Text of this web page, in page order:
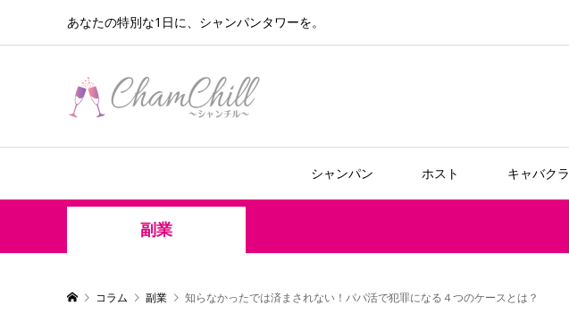
あなたの特別な1日に、シャンパンタワーを。
シャンパン ホスト キャバクラ
副業
コラム 副業 知らなかったでは済まされない！パパ活で犯罪になる４つのケースとは？